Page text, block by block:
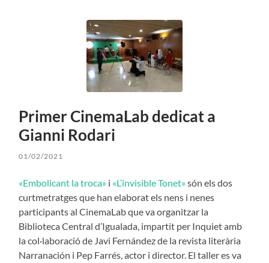
Primer CinemaLab dedicat a
Gianni Rodari
01/02/2021
«Embolicant la troca» i «L’invisible Tonet»són els dos
curtmetratges que han elaborat els nens i nenes
participants al CinemaLab que va organitzar la
Biblioteca Central d’Igualada, impartit per Inquiet amb
la col·laboració de Javi Fernández de la revista literària
Narranación i Pep Farrés, actor i director. El taller es va